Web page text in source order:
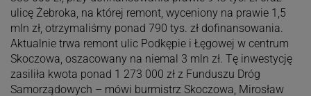
ulicę Żebroka, na której remont, wyceniony na prawie 1,5
mln zł, otrzymaliśmy ponad 790 tys. zł dofinansowania.
Aktualnie trwa remont ulic Podkępie i Łęgowej w centrum
Skoczowa, oszacowany na niemal 3 mln zł. Tę inwestycję
zasiliła kwota ponad 1 273 000 zł z Funduszu Dróg
Samorządowych – mówi burmistrz Skoczowa, Mirosław